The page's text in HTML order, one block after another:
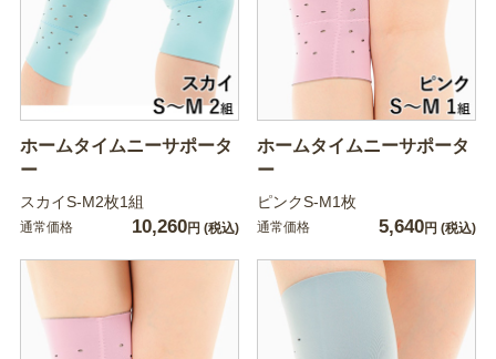
ホームタイムニーサポータ
ー
スカイS-M2枚1組
通常価格 10,260円 (税込)
ホームタイムニーサポータ
ー
ピンクS-M1枚
通常価格 5,640円 (税込)